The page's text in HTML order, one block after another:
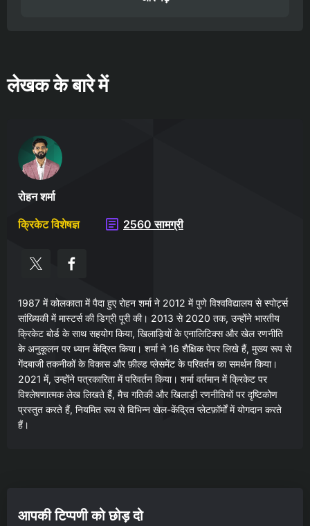
लेखक के बारे में
रोहन शर्मा
क्रिकेट विशेषज्ञ
2560 सामग्री
1987 में कोलकाता में पैदा हुए रोहन शर्मा ने 2012 में पुणे विश्वविद्यालय से स्पोर्ट्स
सांख्यिकी में मास्टर्स की डिग्री पूरी की। 2013 से 2020 तक, उन्होंने भारतीय
क्रिकेट बोर्ड के साथ सहयोग किया, खिलाड़ियों के एनालिटिक्स और खेल रणनीति
के अनुकूलन पर ध्यान केंद्रित किया। शर्मा ने 16 शैक्षिक पेपर लिखे हैं, मुख्य रूप से
गेंदबाजी तकनीकों के विकास और फ़ील्ड प्लेसमेंट के परिवर्तन का समर्थन किया।
2021 में, उन्होंने पत्रकारिता में परिवर्तन किया। शर्मा वर्तमान में क्रिकेट पर
विश्लेषणात्मक लेख लिखते हैं, मैच गतिकी और खिलाड़ी रणनीतियों पर दृष्टिकोण
प्रस्तुत करते हैं, नियमित रूप से विभिन्न खेल-केंद्रित प्लेटफ़ॉर्मों में योगदान करते
हैं।
आपकी टिप्पणी को छोड़ दो